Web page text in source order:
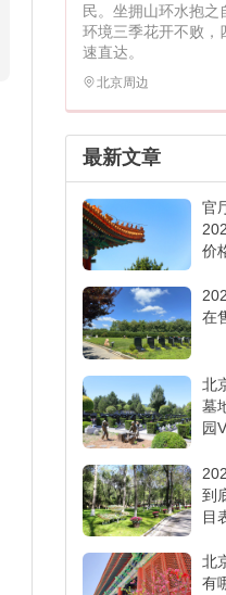
民。坐拥山环水抱之
环境三季花开不败，
速直达。
北京周边
最新文章
官
价
表
在
北
墓
园
到
目
北
有